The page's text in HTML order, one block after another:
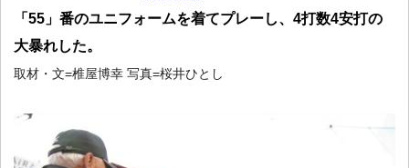
「55」番のユニフォームを着てプレーし、4打数4安打の
大暴れした。
取材・文=椎屋博幸 写真=桜井ひとし